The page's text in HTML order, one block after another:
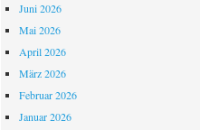
Juni 2026
Mai 2026
April 2026
März 2026
Februar 2026
Januar 2026